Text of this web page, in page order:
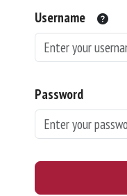
Username
Password